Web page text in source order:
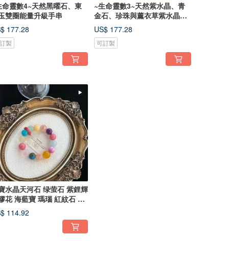
命靈數4~天然黑曜石、東
雙圈能量升級手串
177.28
製
~生命靈數3~天然紫水晶、青
金石、珍珠與薰衣草紫水晶及
白水晶雙
US$ 177.28
可訂製
水晶天河石 绿萤石 紫鋰輝
花 海藍寶 瑪瑙 紅紋石 紫
114.92